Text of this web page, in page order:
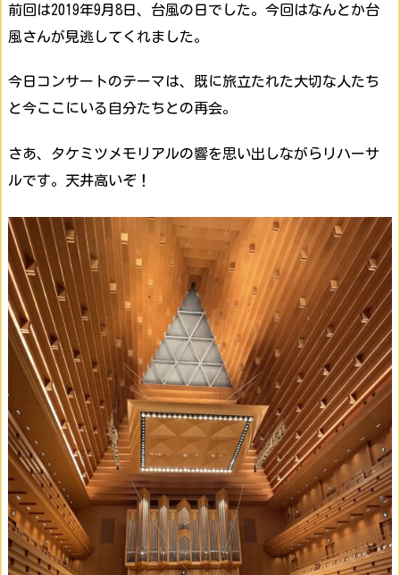
前回は2019年9月8日、台風の日でした。今回はなんとか台
風さんが見逃してくれました。
今日コンサートのテーマは、既に旅立たれた大切な人たち
と今ここにいる自分たちとの再会。
さあ、タケミツメモリアルの響を思い出しながらリハーサ
ルです。天井高いぞ！